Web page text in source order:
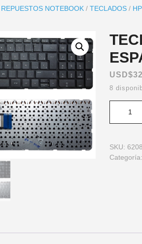
REPUESTOS NOTEBOOK / TECLADOS / HP
USD$32
8
SKU:
Categoría: